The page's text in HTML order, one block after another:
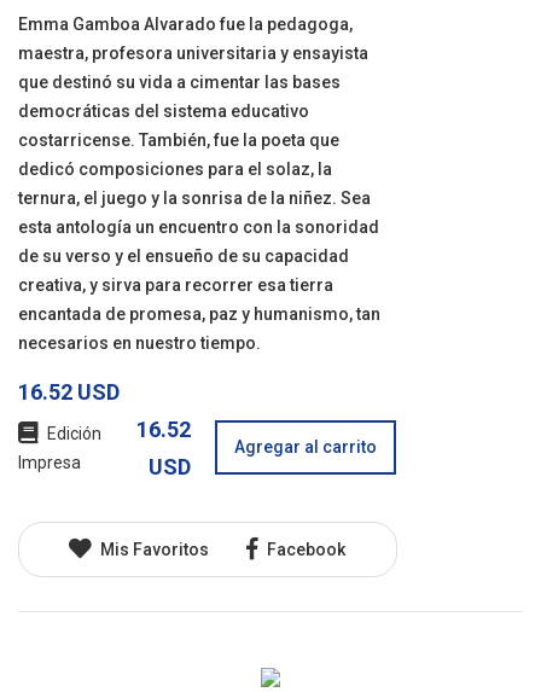
Emma Gamboa Alvarado fue la pedagoga,
maestra, profesora universitaria y ensayista
que destinó su vida a cimentar las bases
democráticas del sistema educativo
costarricense. También, fue la poeta que
dedicó composiciones para el solaz, la
ternura, el juego y la sonrisa de la niñez. Sea
esta antología un encuentro con la sonoridad
de su verso y el ensueño de su capacidad
creativa, y sirva para recorrer esa tierra
encantada de promesa, paz y humanismo, tan
necesarios en nuestro tiempo.
16.52 USD
Edición
Impresa
16.52
USD
Agregar al carrito
Mis Favoritos Facebook